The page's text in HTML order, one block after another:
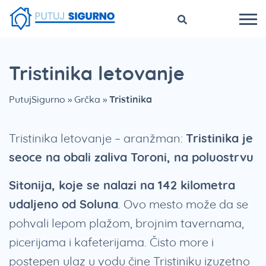
Tristinika letovanje
PutujSigurno » Grčka » Tristinika
Tristinika letovanje – aranžman: Tristinika je
seoce na obali zaliva Toroni, na poluostrvu
Sitonija, koje se nalazi na 142 kilometra
udaljeno od Soluna. Ovo mesto može da se
pohvali lepom plažom, brojnim tavernama,
picerijama i kafeterijama. Čisto more i
postepen ulaz u vodu čine Tristiniku izuzetno